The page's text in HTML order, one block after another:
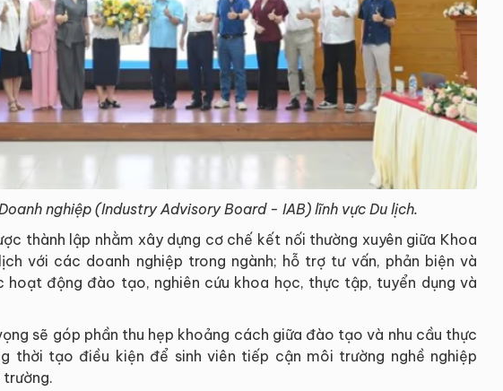
nghiệp (Industry Advisory Board - IAB) lĩnh vực Du lịch.
thành lập nhằm xây dựng cơ chế kết nối thường xuyên giữa Khoa
với các doanh nghiệp trong ngành; hỗ trợ tư vấn, phản biện và
động đào tạo, nghiên cứu khoa học, thực tập, tuyển dụng và
sẽ góp phần thu hẹp khoảng cách giữa đào tạo và nhu cầu thực
thời tạo điều kiện để sinh viên tiếp cận môi trường nghề nghiệp
trường.